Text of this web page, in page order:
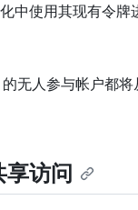
使用其现有令牌
无人参与帐户都
享访问